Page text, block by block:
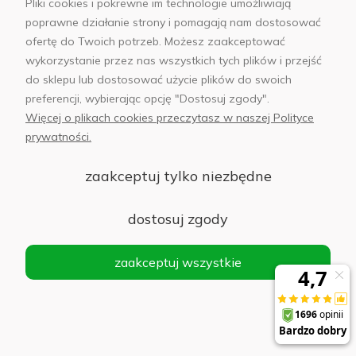
77,00 zł
Szkło hartowane UNIQ Optix Vivid do Samsung
Galaxy S26+
64,00 zł
Economy kabel USB-C Power Delivery PD 80 W
Pliki cookies i pokrewne im technologie umożliwiają
poprawne działanie strony i pomagają nam dostosować
ofertę do Twoich potrzeb. Możesz zaakceptować
wykorzystanie przez nas wszystkich tych plików i przejść
do sklepu lub dostosować użycie plików do swoich
preferencji, wybierając opcję "Dostosuj zgody".
Więcej o plikach cookies przeczytasz w naszej Polityce
prywatności.
zaakceptuj tylko niezbędne
dostosuj zgody
zaakceptuj wszystkie